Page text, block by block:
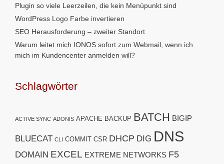
Plugin so viele Leerzeilen, die kein Menüpunkt sind
WordPress Logo Farbe invertieren
SEO Herausforderung – zweiter Standort
Warum leitet mich IONOS sofort zum Webmail, wenn ich
mich im Kundencenter anmelden will?
Schlagwörter
ACTIVE SYNC ADONIS APACHE BACKUP BATCH BIGIP
BLUECAT CLI COMMIT CSR DHCP DIG DNS
DOMAIN EXCEL EXTREME NETWORKS F5